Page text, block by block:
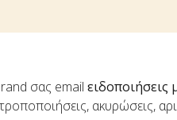
σας email ειδοποιήσεις
τροποποιήσεις, ακυρώσεις,